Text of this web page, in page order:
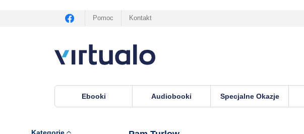
Pomoc Kontakt
Ebooki Audiobooki Specjalne Okazje
Kategorie